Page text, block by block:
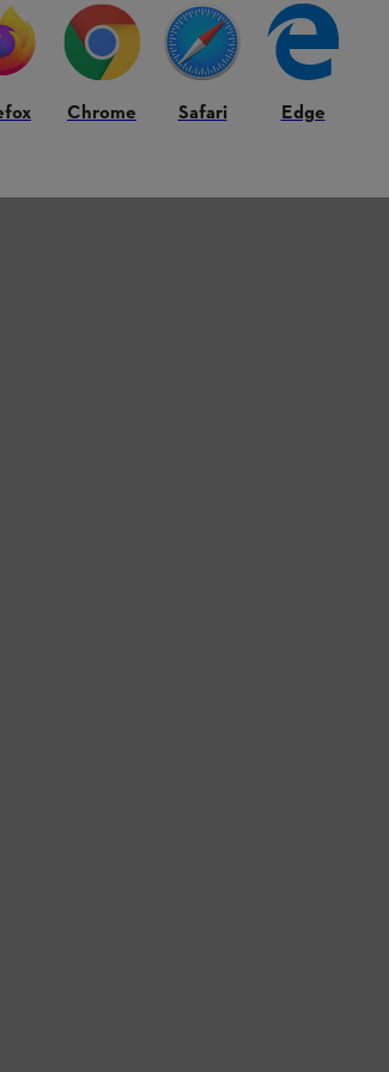
malých řetězových pil v oranžové barvě. V horní
pila.
Chrome Safari Edge